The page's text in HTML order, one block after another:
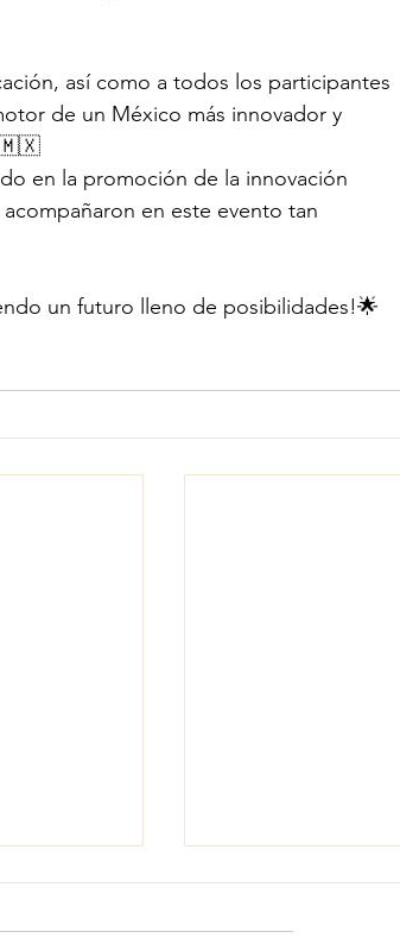
así como a todos los participantes
de un México más innovador y
🇲🇽
en la promoción de la innovación
en este evento tan
un futuro lleno de posibilidades!🌟